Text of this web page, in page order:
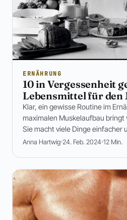
ERNÄHRUNG
10 in Vergessenheit
Lebensmittel für den
Klar, ein gewisse Routine im
maximalen Muskelaufbau bringt
Sie macht viele Dinge einfacher
Anna Hartwig 24. Feb. 2024 12 Min.